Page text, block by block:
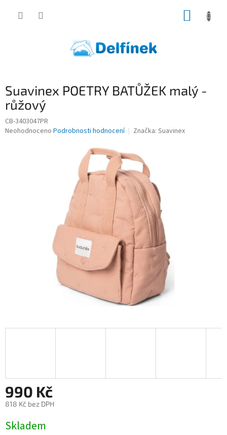
Suavinex POETRY BATŮŽEK malý -
růžový
CB-3403047PR
Průměrné
Neohodnoceno Podrobnosti hodnocení Značka: Suavinex
990 Kč
818 Kč bez DPH
cena:
Skladem